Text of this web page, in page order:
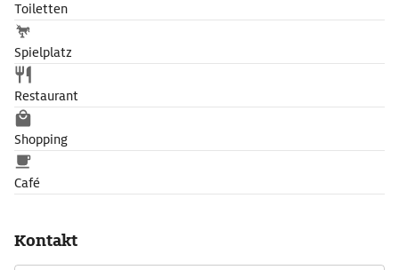
Toiletten
Spielplatz
Restaurant
Shopping
Café
Kontakt